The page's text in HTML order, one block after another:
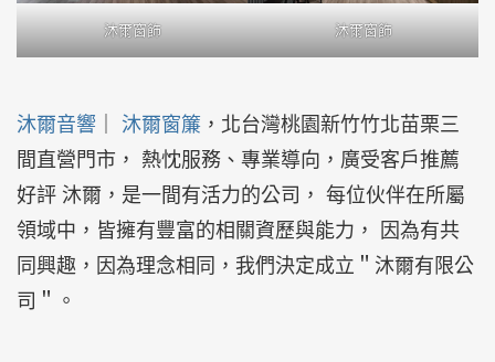
沐爾窗飾 沐爾窗飾
沐爾音響 沐爾窗簾 ，北台灣桃園新竹竹北苗栗三
間直營門市， 熱忱服務、專業導向，廣受客戶推薦
好評 沐爾，是一間有活力的公司， 每位伙伴在所屬
領域中，皆擁有豐富的相關資歷與能力， 因為有共
同興趣，因為理念相同，我們決定成立＂沐爾有限公
司＂。